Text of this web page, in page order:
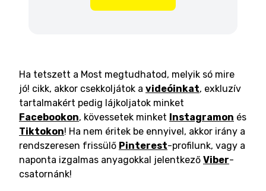
Ha tetszett a Most megtudhatod, melyik só mire
jó! cikk, akkor csekkoljátok a videóinkat, exkluzív
tartalmakért pedig lájkoljatok minket
Facebookon, kövessetek minket Instagramon és
Tiktokon! Ha nem éritek be ennyivel, akkor irány a
rendszeresen frissülő Pinterest-profilunk, vagy a
naponta izgalmas anyagokkal jelentkező Viber-
csatornánk!